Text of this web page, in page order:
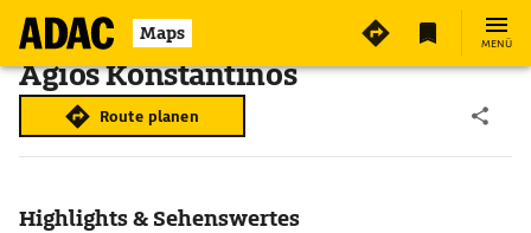
Maps MENÜ
Agios Konstantínos
Route planen
Highlights & Sehenswertes